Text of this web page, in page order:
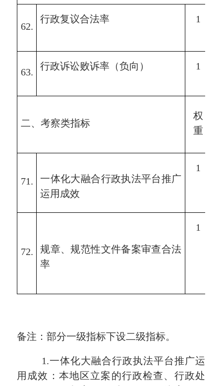
62.
行政复议合法率 1
63.
行政诉讼败诉率（负向） 1
二、考察类指标
权
重
71.
一体化大融合行政执法平台推广
运用成效
1
72. 规章、规范性文件备案审查合法
率
1
备注 ：部分一级指标下设二级指标。
1.一体化大融合行政执法平台推广运
用成效 ： 本地区立案的行政检查、行政处